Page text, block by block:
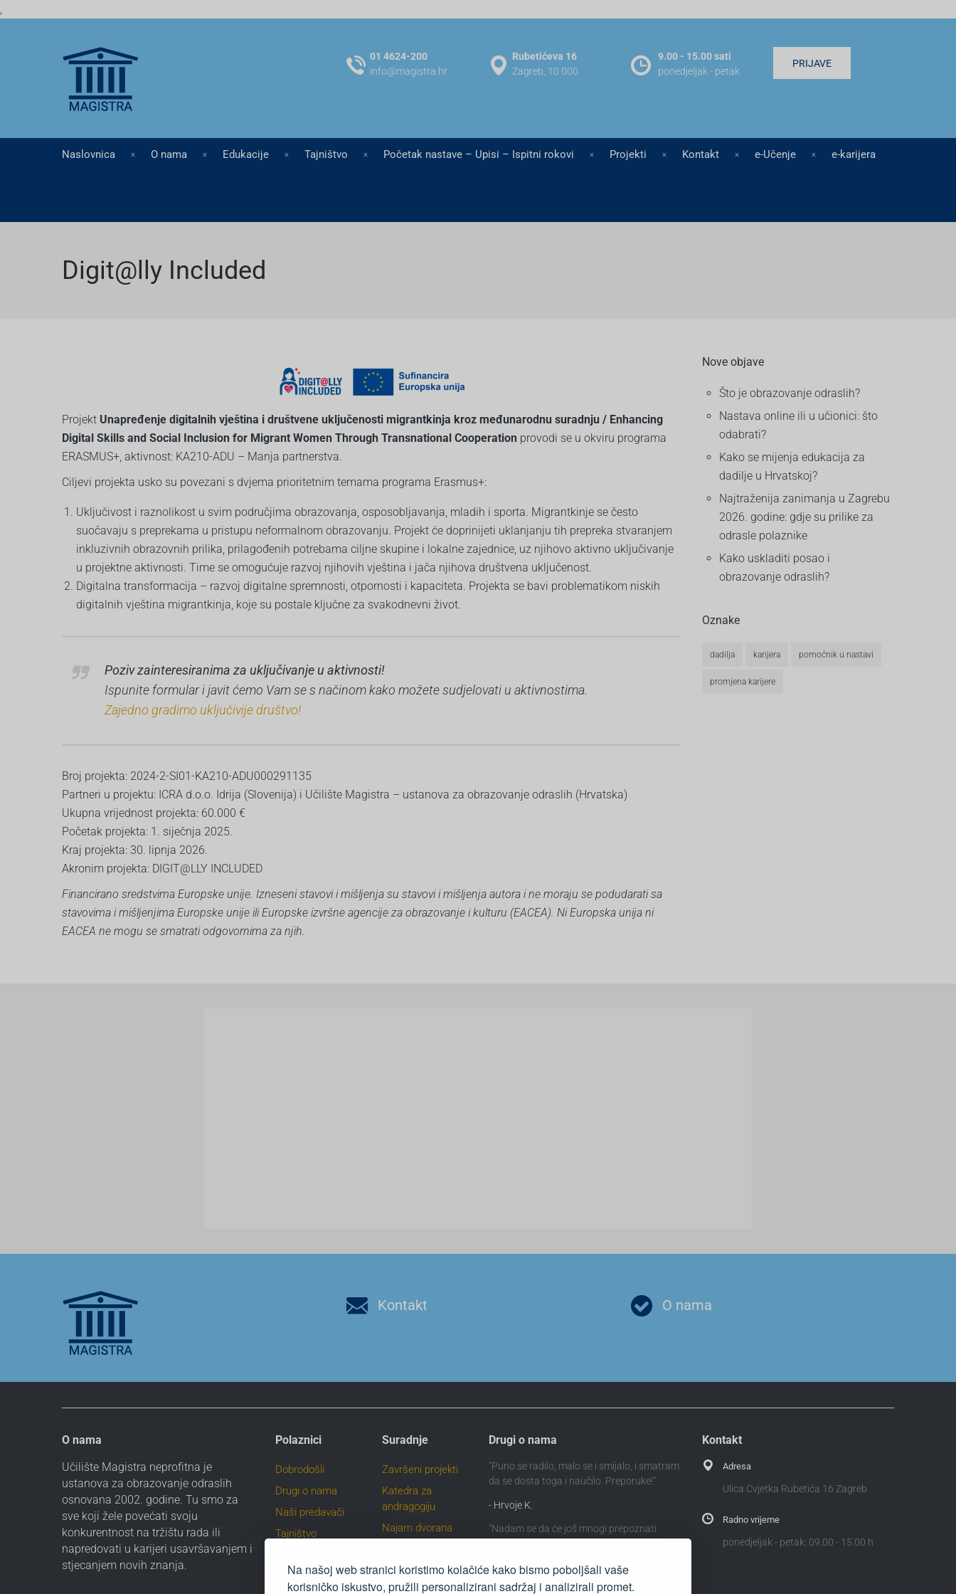
Na našoj web stranici koristimo kolačiće kako bismo poboljšali vaše
korisničko iskustvo, pružili personalizirani sadržaj i analizirali promet.
,
01 4624-200
info@magistra.hr
Rubetićeva 16
Zagreb, 10 000
9.00 - 15.00 sati
ponedjeljak - petak
PRIJAVE
Naslovnica O nama Edukacije Tajništvo Početak nastave – Upisi – Ispitni rokovi Projekti Kontakt e-Učenje e-karijera
Digit@lly Included
Projekt Unapređenje digitalnih vještina i društvene uključenosti migrantkinja kroz međunarodnu suradnju / Enhancing
Digital Skills and Social Inclusion for Migrant Women Through Transnational Cooperation provodi se u okviru programa
ERASMUS+, aktivnost: KA210-ADU – Manja partnerstva.
Ciljevi projekta usko su povezani s dvjema prioritetnim temama programa Erasmus+:
Uključivost i raznolikost u svim područjima obrazovanja, osposobljavanja, mladih i sporta. Migrantkinje se često
suočavaju s preprekama u pristupu neformalnom obrazovanju. Projekt će doprinijeti uklanjanju tih prepreka stvaranjem
inkluzivnih obrazovnih prilika, prilagođenih potrebama ciljne skupine i lokalne zajednice, uz njihovo aktivno uključivanje
u projektne aktivnosti. Time se omogućuje razvoj njihovih vještina i jača njihova društvena uključenost.
Digitalna transformacija – razvoj digitalne spremnosti, otpornosti i kapaciteta. Projekta se bavi problematikom niskih
digitalnih vještina migrantkinja, koje su postale ključne za svakodnevni život.
Poziv zainteresiranima za uključivanje u aktivnosti!
Ispunite formular i javit ćemo Vam se s načinom kako možete sudjelovati u aktivnostima.
Zajedno gradimo uključivije društvo!
Broj projekta: 2024-2-SI01-KA210-ADU000291135
Partneri u projektu: ICRA d.o.o. Idrija (Slovenija) i Učilište Magistra – ustanova za obrazovanje odraslih (Hrvatska)
Ukupna vrijednost projekta: 60.000 €
Početak projekta: 1. siječnja 2025.
Kraj projekta: 30. lipnja 2026.
Akronim projekta: DIGIT@LLY INCLUDED
Financirano sredstvima Europske unije. Izneseni stavovi i mišljenja su stavovi i mišljenja autora i ne moraju se podudarati sa
stavovima i mišljenjima Europske unije ili Europske izvršne agencije za obrazovanje i kulturu (EACEA). Ni Europska unija ni
EACEA ne mogu se smatrati odgovornima za njih.
Nove objave
Što je obrazovanje odraslih?
Nastava online ili u učionici: što
odabrati?
Kako se mijenja edukacija za
dadilje u Hrvatskoj?
Najtraženija zanimanja u Zagrebu
2026. godine: gdje su prilike za
odrasle polaznike
Kako uskladiti posao i
obrazovanje odraslih?
Oznake
dadilja karijera pomoćnik u nastavi
promjena karijere
Kontakt O nama
O nama
Učilište Magistra neprofitna je
ustanova za obrazovanje odraslih
osnovana 2002. godine. Tu smo za
sve koji žele povećati svoju
konkurentnost na tržištu rada ili
napredovati u karijeri usavršavanjem i
stjecanjem novih znanja.
Polaznici
Dobrodošli
Drugi o nama
Naši predavači
Tajništvo
orijentacija
Suradnje
Završeni projekti
Katedra za
andragogiju
Najam dvorana
Drugi o nama
"Puno se radilo, malo se i smijalo, i smatram
da se dosta toga i naučilo. Preporuke!"
- Hrvoje K.
"Nadam se da će još mnogi prepoznati
- Marina
Kontakt
Adresa
Ulica Cvjetka Rubetića 16 Zagreb
Radno vrijeme
ponedjeljak - petak: 09.00 - 15.00 h